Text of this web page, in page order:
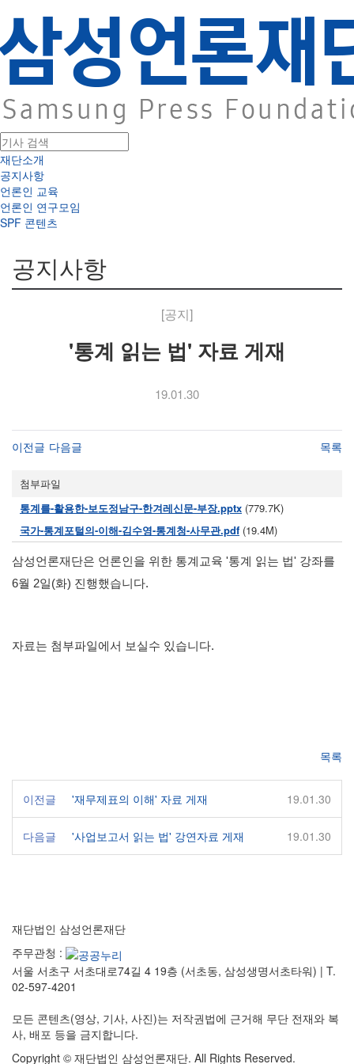
재단소개
공지사항
언론인 교육
언론인 연구모임
SPF 콘텐츠
공지사항
[공지]
'통계 읽는 법' 자료 게재
19.01.30
이전글 다음글 목록
첨부파일
통계를-활용한-보도정남구-한겨레신문-부장.pptx (779.7K)
국가-통계포털의-이해-김수영-통계청-사무관.pdf (19.4M)
삼성언론재단은 언론인을 위한 통계교육 '통계 읽는 법' 강좌를
6월 2일(화) 진행했습니다.
자료는 첨부파일에서 보실수 있습니다.
목록
이전글 '재무제표의 이해' 자료 게재 19.01.30
다음글 '사업보고서 읽는 법' 강연자료 게재 19.01.30
재단법인 삼성언론재단
주무관청 :
서울 서초구 서초대로74길 4 19층 (서초동, 삼성생명서초타워) | T.
02-597-4201
모든 콘텐츠(영상, 기사, 사진)는 저작권법에 근거해 무단 전재와 복
사, 배포 등을 금지합니다.
Copyright © 재단법인 삼성언론재단. All Rights Reserved.